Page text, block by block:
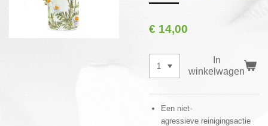
€ 14,00
In
winkelwagen
Een niet-
agressieve reinigingsactie